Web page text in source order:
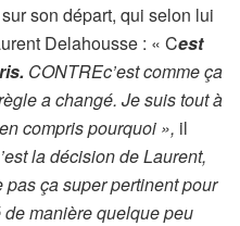
son départ, qui selon lui
Delahousse : « Cest
CONTREc’est comme ça
a changé. Je suis tout à
compris pourquoi », il
la décision de Laurent,
pas ça super pertinent pour
manière quelque peu